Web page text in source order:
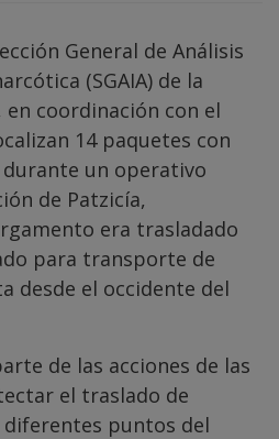
General de Análisis
(SGAIA) de la
en coordinación con el
14 paquetes con
un operativo
de Patzicía,
era trasladado
para transporte de
desde el occidente del
de las acciones de las
el traslado de
puntos del